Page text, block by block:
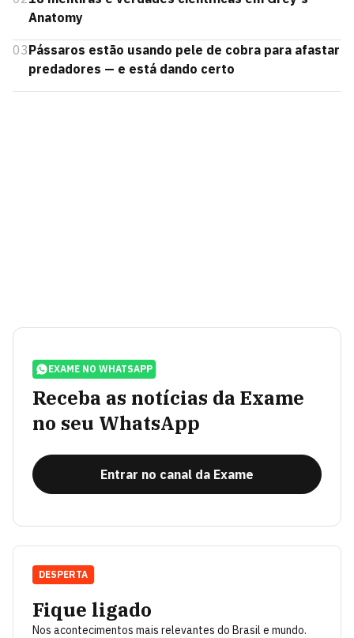
Anatomy
03Pássaros estão usando pele de cobra para afastar
predadores — e está dando certo
EXAME NO WHATSAPP
Receba as notícias da Exame
no seu WhatsApp
Entrar no canal da Exame
Fique ligado
Nos acontecimentos mais relevantes do Brasil e mundo.
DESPERTA